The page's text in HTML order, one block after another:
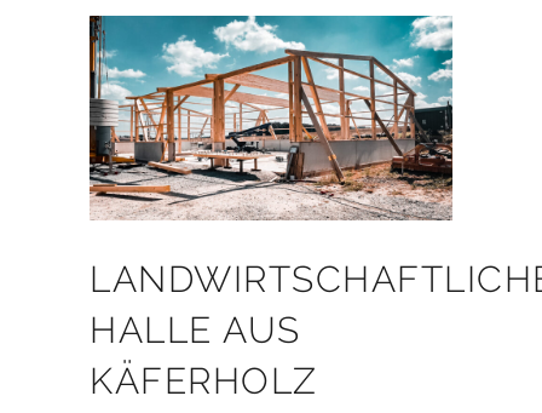
HALLE AUS
KÄFERHOLZ